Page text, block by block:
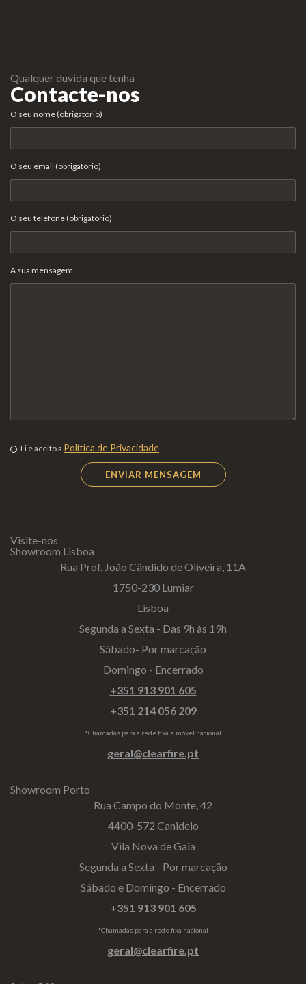
Qualquer duvida que tenha
Contacte-nos
O seu nome (obrigatório)
O seu email (obrigatório)
O seu telefone (obrigatório)
A sua mensagem
Li e aceito a Política de Privacidade.
Visite-nos
Showroom Lisboa
Rua Prof. João Cândido de Oliveira, 11A
1750-230 Lumiar
Lisboa
Segunda a Sexta - Das 9h às 19h
Sábado- Por marcação
Domingo - Encerrado
+351 913 901 605
+351 214 056 209
*Chamadas para a rede fixa e móvel nacional
geral@clearfire.pt
Showroom Porto
Rua Campo do Monte, 42
4400-572 Canidelo
Vila Nova de Gaia
Segunda a Sexta - Por marcação
Sábado e Domingo - Encerrado
+351 913 901 605
*Chamadas para a rede fixa nacional
geral@clearfire.pt